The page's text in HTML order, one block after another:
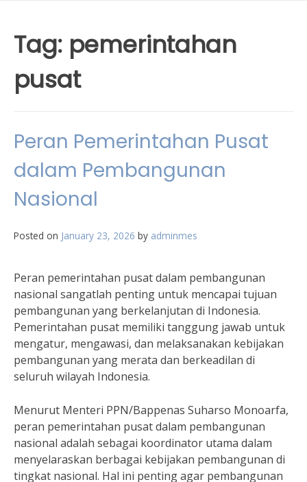
Tag: pemerintahan
pusat
Peran Pemerintahan Pusat
dalam Pembangunan
Nasional
Posted on January 23, 2026 by adminmes
Peran pemerintahan pusat dalam pembangunan
nasional sangatlah penting untuk mencapai tujuan
pembangunan yang berkelanjutan di Indonesia.
Pemerintahan pusat memiliki tanggung jawab untuk
mengatur, mengawasi, dan melaksanakan kebijakan
pembangunan yang merata dan berkeadilan di
seluruh wilayah Indonesia.
Menurut Menteri PPN/Bappenas Suharso Monoarfa,
peran pemerintahan pusat dalam pembangunan
nasional adalah sebagai koordinator utama dalam
menyelaraskan berbagai kebijakan pembangunan di
tingkat nasional. Hal ini penting agar pembangunan